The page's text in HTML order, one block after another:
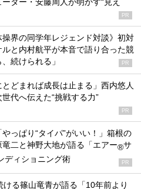
ター・安藤周人が明かす“見え
PR
操界の同学年レジェンド対談》初対
と内村航平が本音で語り合った競
続けられる」
PR
とどまれば成長は止まる」西内悠人
代へ伝えた“挑戦する力”
PR
やっぱり“タイパ”がいい！」箱根の
二と神野大地が語る「エアー®サ
ディショニング術 PR
ける篠山竜青が語る「10年前より